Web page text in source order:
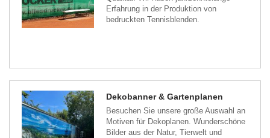
Erfahrung in der Produktion von
bedruckten Tennisblenden.
Dekobanner & Gartenplanen
Besuchen Sie unsere große Auswahl an
Motiven für Dekoplanen. Wunderschöne
Bilder aus der Natur, Tierwelt und